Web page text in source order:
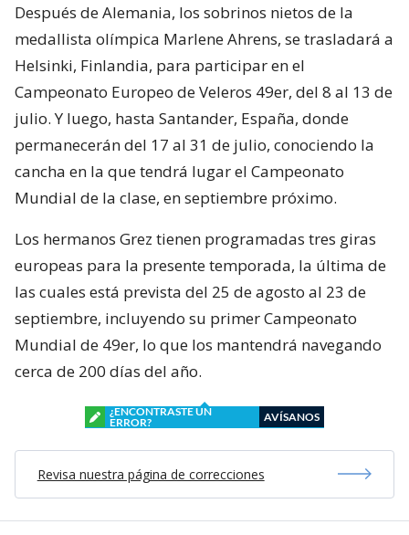
Después de Alemania, los sobrinos nietos de la
medallista olímpica Marlene Ahrens, se trasladará a
Helsinki, Finlandia, para participar en el
Campeonato Europeo de Veleros 49er, del 8 al 13 de
julio. Y luego, hasta Santander, España, donde
permanecerán del 17 al 31 de julio, conociendo la
cancha en la que tendrá lugar el Campeonato
Mundial de la clase, en septiembre próximo.
Los hermanos Grez tienen programadas tres giras
europeas para la presente temporada, la última de
las cuales está prevista del 25 de agosto al 23 de
septiembre, incluyendo su primer Campeonato
Mundial de 49er, lo que los mantendrá navegando
cerca de 200 días del año.
¿ENCONTRASTE UN
ERROR?
AVÍSANOS
Revisa nuestra página de correcciones